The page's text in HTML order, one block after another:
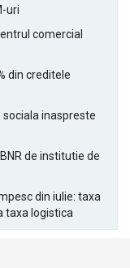
uri
comercial
din creditele
inaspreste
de institutie de
din iulie: taxa
taxa logistica